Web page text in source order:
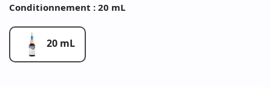
Conditionnement : 20 mL
20 mL